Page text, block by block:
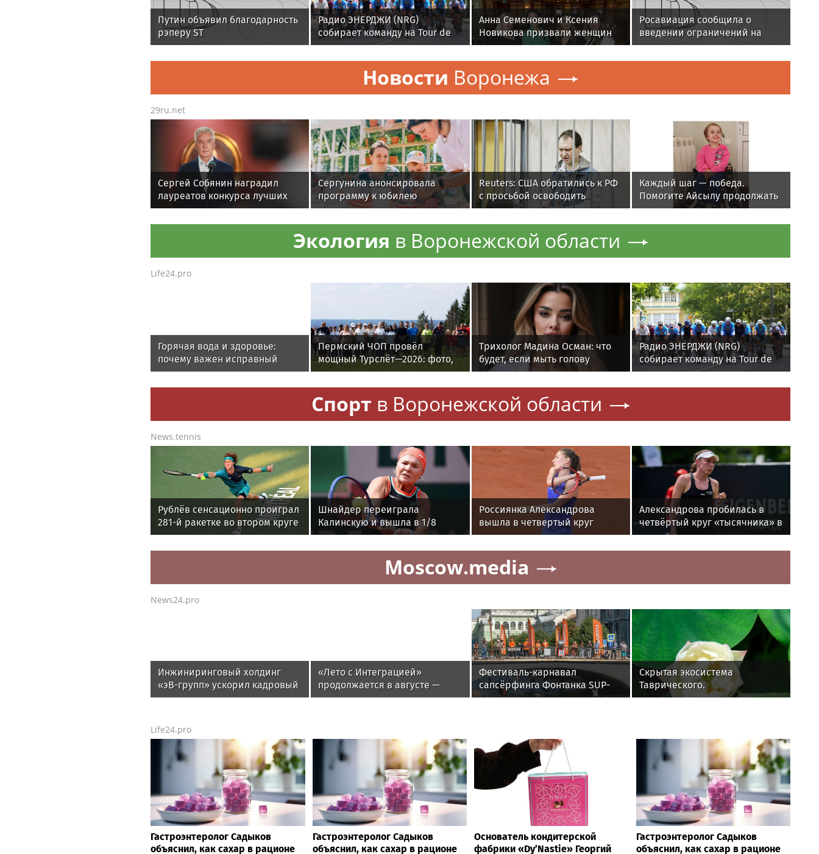
Путин объявил благодарность
рэперу ST
Радио ЭНЕРДЖИ (NRG)
собирает команду на Tour de
Russie в Петербурге
Анна Семенович и Ксения
Новикова призвали женщин
не молчать о домашнем
насилии.
Росавиация сообщила о
введении ограничений на
полеты в Домодедово
Новости Воронежа
29ru.net
Сергей Собянин наградил
лауреатов конкурса лучших
строительных проектов
Сергунина анонсировала
программу к юбилею
Измайловского парка
Reuters: США обратились к РФ
с просьбой освободить
осужденного Гилмана
Каждый шаг — победа.
Помогите Айсылу продолжать
реабилитацию
Экология в Воронежской области
Life24.pro
Горячая вода и здоровье:
почему важен исправный
водонагреватель
Пермский ЧОП провёл
мощный Турслёт—2026: фото,
результаты и впечатления от
мероприятия
Трихолог Мадина Осман: что
будет, если мыть голову
ежедневно
Радио ЭНЕРДЖИ (NRG)
собирает команду на Tour de
Russie в Петербурге
Спорт в Воронежской области
News.tennis
Рублёв сенсационно проиграл
281-й ракетке во втором круге
«Мастерса» в Монреале
Шнайдер переиграла
Калинскую и вышла в 1/8
финала WTA 1000 в Торонто
Россиянка Александрова
вышла в четвертый круг
"тысячника" в Торонто
Александрова пробилась в
четвёртый круг «тысячника» в
Торонто
Moscow.media
News24.pro
Инжиниринговый холдинг
«эВ-групп» ускорил кадровый
документооборот с помощью
«Лето с Интеграцией»
продолжается в августе —
заключительный месяц
Фестиваль-карнавал
сапсёрфинга Фонтанка SUP-
2026. Крюков канал. Санкт-
Скрытая экосистема
Таврического.
Life24.pro
Гастроэнтеролог Садыков
объяснил, как сахар в рационе
Гастроэнтеролог Садыков
объяснил, как сахар в рационе
Основатель кондитерской
фабрики «Dy’Nastie» Георгий
Гастроэнтеролог Садыков
объяснил, как сахар в рационе